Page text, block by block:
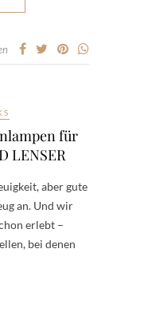
für
LENSER
aber gute
an. Und wir
erlebt –
bei denen